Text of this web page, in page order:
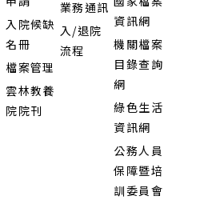
入院候缺
名冊
檔案管理
雲林教養
院院刊
業務通訊
入/退院
流程
資訊網
機關檔案
目錄查詢
網
綠色生活
資訊網
公務人員
保障暨培
訓委員會